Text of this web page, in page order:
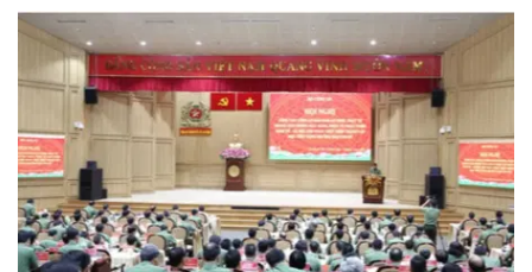
địch, bài viết đề cập một số giải pháp nâng cao bản lĩnh
chính tri của lực lượng Công an nhân dân - Nhân tố làm
thất bại âm mưu, thủ đoạn này, góp phần xây dựng lực
lượng Công an nhân dân nói riêng cũng như lực lượng vũ
trang nhân dân nói chung cách mạng, chính quy, tinh nhuệ,
hiện đại.